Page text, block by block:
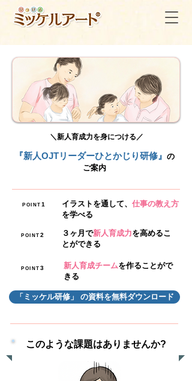
​＼新人育成力を身につける／
『新人OJTリーダーひとかじり研修』 の
ご案内
POINT 1 イラストを通して、 仕事の教え方
を学べる
POINT 2 ３ヶ月で新人育成力を高めるこ
とができる
POINT 3 新人育成チームを作ることがで
きる
「ミッケル研修」 の資料を無料ダウンロード
このような課題はありませんか?